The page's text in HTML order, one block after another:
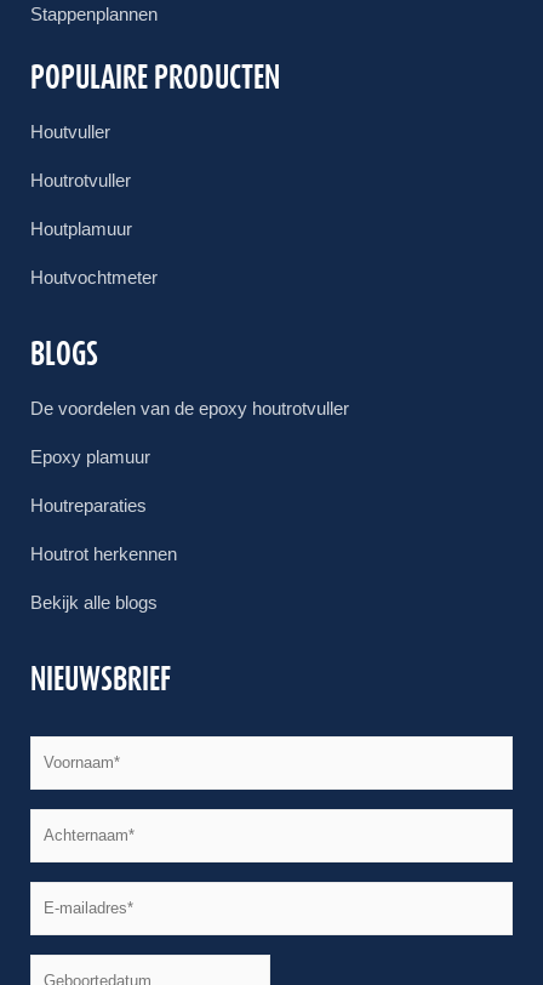
Stappenplannen
POPULAIRE PRODUCTEN
Houtvuller
Houtrotvuller
Houtplamuur
Houtvochtmeter
BLOGS
De voordelen van de epoxy houtrotvuller
Epoxy plamuur
Houtreparaties
Houtrot herkennen
Bekijk alle blogs
NIEUWSBRIEF
Naam
Naam
E-
Geboortedatum
dash
dash